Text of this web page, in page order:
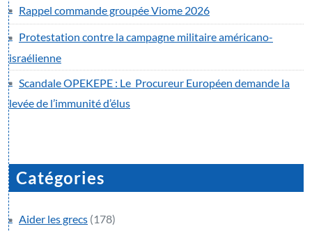
Rappel commande groupée Viome 2026
Protestation contre la campagne militaire américano-
israélienne
Scandale OPEKEPE : Le Procureur Européen demande la
levée de l’immunité d’élus
Catégories
Aider les grecs (178)